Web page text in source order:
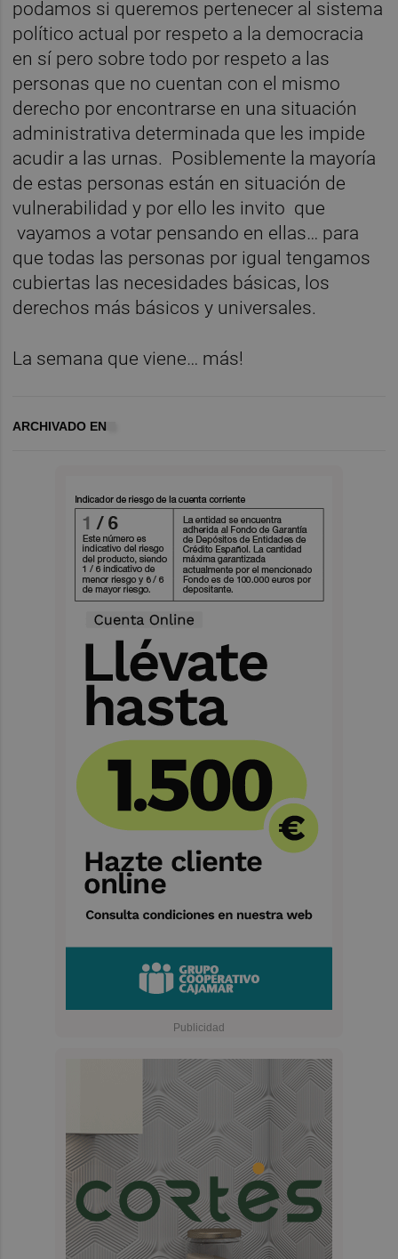
podamos si queremos pertenecer al sistema
político actual por respeto a la democracia
en sí pero sobre todo por respeto a las
personas que no cuentan con el mismo
derecho por encontrarse en una situación
administrativa determinada que les impide
acudir a las urnas. Posiblemente la mayoría
de estas personas están en situación de
vulnerabilidad y por ello les invito que
vayamos a votar pensando en ellas… para
que todas las personas por igual tengamos
cubiertas las necesidades básicas, los
derechos más básicos y universales.
La semana que viene… más!
ARCHIVADO EN